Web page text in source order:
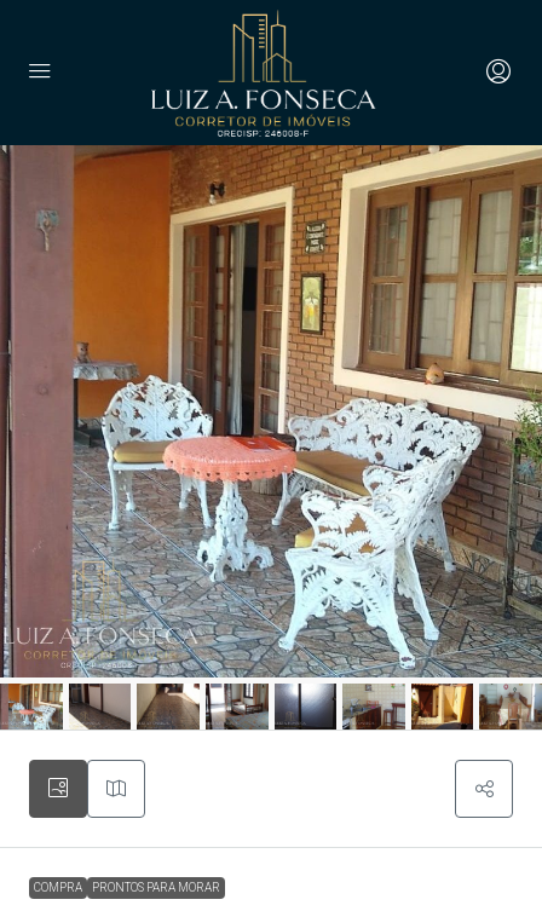
COMPRA PRONTOS PARA MORAR